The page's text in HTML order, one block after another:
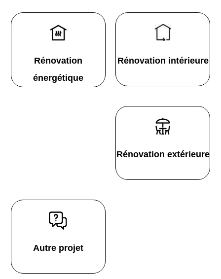
Rénovation
énergétique
Rénovation intérieure
Rénovation extérieure
Autre projet